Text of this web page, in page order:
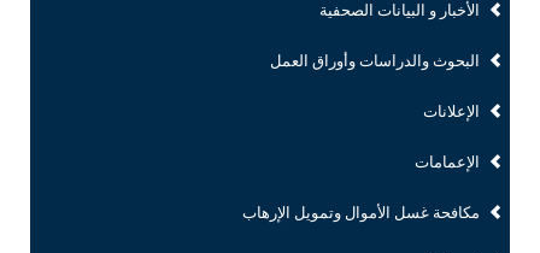
الأخبار و البيانات الصحفية
البحوث والدراسات وأوراق العمل
الإعلانات
الإعمامات
مكافحة غسل الأموال وتمويل الإرهاب